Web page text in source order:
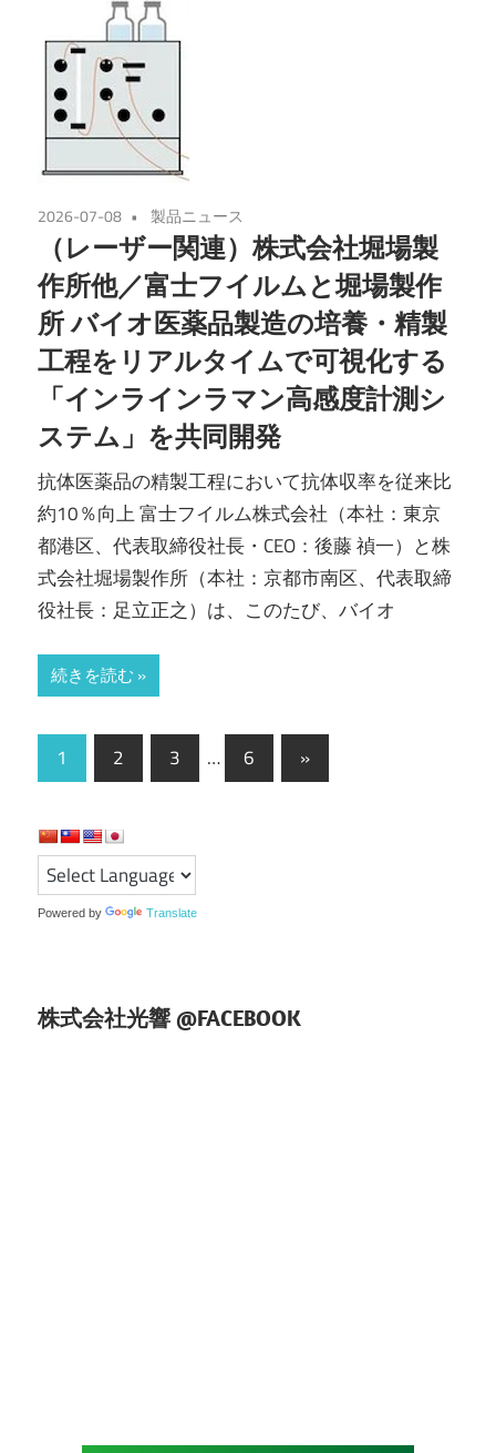
2026-07-08 製品ニュース
（レーザー関連）株式会社堀場製
作所他／富士フイルムと堀場製作
所 バイオ医薬品製造の培養・精製
工程をリアルタイムで可視化する
「インラインラマン高感度計測シ
ステム」を共同開発
抗体医薬品の精製工程において抗体収率を従来比
約10％向上 富士フイルム株式会社（本社：東京
都港区、代表取締役社長・CEO：後藤 禎一）と株
式会社堀場製作所（本社：京都市南区、代表取締
役社長：足立正之）は、このたび、バイオ
続きを読む
投
稿
の
ペ
ー
送
1 2 3 … 6
次
の
»
Powered by Translate
株式会社光響 @FACEBOOK